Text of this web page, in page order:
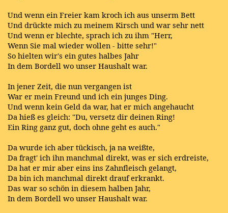
Und wenn ein Freier kam kroch ich aus unserm Bett
Und drückte mich zu meinem Kirsch und war sehr nett
Und wenn er blechte, sprach ich zu ihm "Herr,
Wenn Sie mal wieder wollen - bitte sehr!"
So hielten wir's ein gutes halbes Jahr
In dem Bordell wo unser Haushalt war.
In jener Zeit, die nun vergangen ist
War er mein Freund und ich ein junges Ding.
Und wenn kein Geld da war, hat er mich angehaucht
Da hieß es gleich: "Du, versetz dir deinen Ring!
Ein Ring ganz gut, doch ohne geht es auch."
Da wurde ich aber tückisch, ja na weißte,
Da fragt' ich ihn manchmal direkt, was er sich erdreiste,
Da hat er mir aber eins ins Zahnfleisch gelangt,
Da bin ich manchmal direkt drauf erkrankt.
Das war so schön in diesem halben Jahr,
In dem Bordell wo unser Haushalt war.